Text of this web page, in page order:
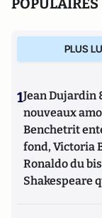
POPULAIRES
PLUS
1Jean Dujardin
nouveaux
Benchetrit
fond, Victoria
Ronaldo du
Shakespeare